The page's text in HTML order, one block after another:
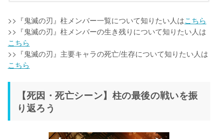
>>『鬼滅の刃』柱メンバー一覧について知りたい人はこちら
>>『鬼滅の刃』柱メンバーの生き残りについて知りたい人は
こちら
>>『鬼滅の刃』主要キャラの死亡/生存について知りたい人は
こちら
【死因・死亡シーン】柱の最後の戦いを振
り返ろう